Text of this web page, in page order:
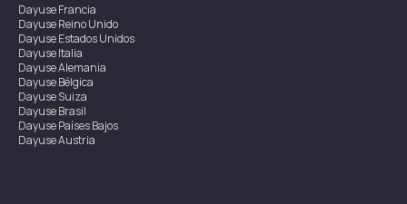
DayuseFrancia
DayuseReino Unido
DayuseEstados Unidos
DayuseItalia
DayuseAlemania
DayuseBélgica
DayuseSuiza
DayuseBrasil
DayusePaíses Bajos
DayuseAustria